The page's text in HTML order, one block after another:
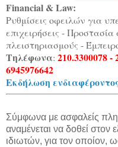
Financial & Law:
Ρυθμίσεις οφειλών για
επιχειρήσεις -
πλειστηριασμούς -
Τηλέφωνα: 210.3300078 -
6945976642
Εκδήλωση
Σύμφωνα με ασφαλείς
αναμένεται να δοθεί στον
ιδιωτών, για τον οποίον,